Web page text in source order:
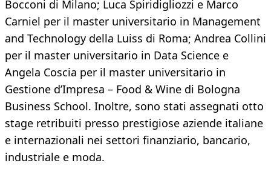
Bocconi di Milano; Luca Spiridigliozzi e Marco
Carniel per il master universitario in Management
and Technology della Luiss di Roma; Andrea Collini
per il master universitario in Data Science e
Angela Coscia per il master universitario in
Gestione d’Impresa – Food & Wine di Bologna
Business School. Inoltre, sono stati assegnati otto
stage retribuiti presso prestigiose aziende italiane
e internazionali nei settori finanziario, bancario,
industriale e moda.